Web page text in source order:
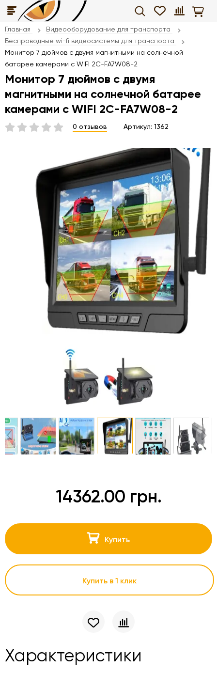
Главная
Видеооборудование для транспорта
Беспроводные wi-fi видеосистемы для транспорта
Монитор 7 дюймов с двумя магнитными на солнечной
батарее камерами с WIFI 2C-FA7W08-2
Монитор 7 дюймов с двумя
магнитными на солнечной батарее
камерами с WIFI 2C-FA7W08-2
0 отзывов Артикул: 1362
14362.00 грн.
Купить
Купить в 1 клик
Характеристики